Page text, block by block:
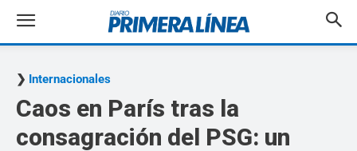
Internacionales
Caos en París tras la
consagración del PSG: un